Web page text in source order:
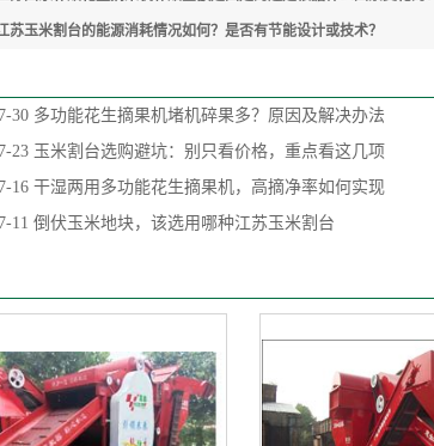
苏玉米割台的能源消耗情况如何？是否有节能设计或技术？
30 多功能花生摘果机堵机碎果多？原因及解决办法
23 玉米割台选购避坑：别只看价格，重点看这几项
16 干湿两用多功能花生摘果机，高摘净率如何实现
11 倒伏玉米地块，该选用哪种江苏玉米割台